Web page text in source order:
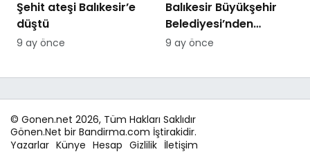
Şehit ateşi Balıkesir’e
düştü
9 ay önce
Balıkesir Büyükşehir
Belediyesi’nden
itfaiyecilere psikolojik
9 ay önce
© Gonen.net 2026, Tüm Hakları Saklıdır
Gönen.Net bir Bandirma.com İştirakidir.
Yazarlar Künye Hesap Gizlilik İletişim